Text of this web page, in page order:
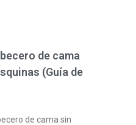
de cama
(Guía de
de cama sin